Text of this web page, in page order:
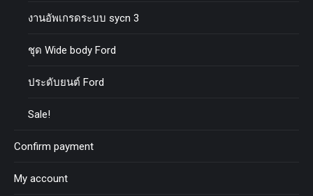
งานอัพเกรดระบบ sycn 3
ชุด Wide body Ford
ประดับยนต์ Ford
Sale!
Confirm payment
My account